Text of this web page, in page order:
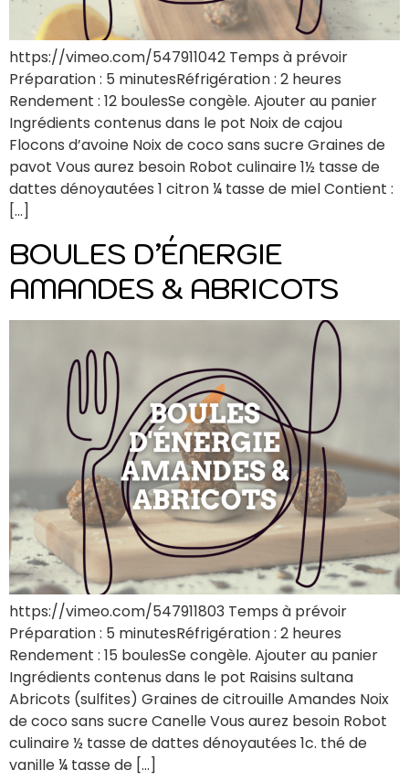
https://vimeo.com/547911042 Temps à prévoir
Préparation : 5 minutesRéfrigération : 2 heures
Rendement : 12 boulesSe congèle. Ajouter au panier
Ingrédients contenus dans le pot Noix de cajou
Flocons d’avoine Noix de coco sans sucre Graines de
pavot Vous aurez besoin Robot culinaire 1½ tasse de
dattes dénoyautées 1 citron ¼ tasse de miel Contient :
[…]
BOULES D’ÉNERGIE
AMANDES & ABRICOTS
https://vimeo.com/547911803 Temps à prévoir
Préparation : 5 minutesRéfrigération : 2 heures
Rendement : 15 boulesSe congèle. Ajouter au panier
Ingrédients contenus dans le pot Raisins sultana
Abricots (sulfites) Graines de citrouille Amandes Noix
de coco sans sucre Canelle Vous aurez besoin Robot
culinaire ½ tasse de dattes dénoyautées 1c. thé de
vanille ¼ tasse de […]